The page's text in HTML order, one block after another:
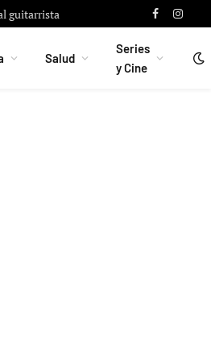
guitarrista Facebook
Salud
Series
y Cine